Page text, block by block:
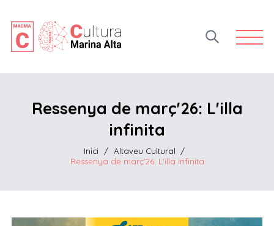
Open
Ressenya de març'26: L'illa
infinita
Inici / Altaveu Cultural
/
Ressenya de març'26: L'illa infinita